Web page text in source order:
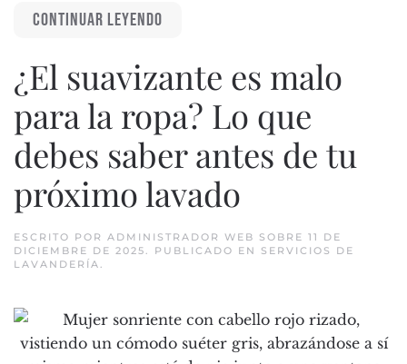
CONTINUAR LEYENDO
¿El suavizante es malo
para la ropa? Lo que
debes saber antes de tu
próximo lavado
ESCRITO POR ADMINISTRADOR WEB SOBRE 11 DE
DICIEMBRE DE 2025. PUBLICADO EN SERVICIOS DE
LAVANDERÍA.